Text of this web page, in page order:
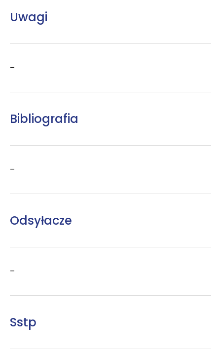
Uwagi
–
Bibliografia
–
Odsyłacze
–
Sstp